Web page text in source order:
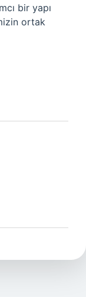
bir yapı
ortak